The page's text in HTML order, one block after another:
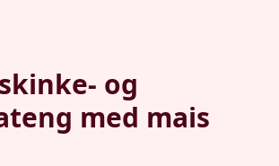
og
med mais